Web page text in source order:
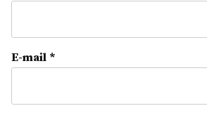
E-mail *